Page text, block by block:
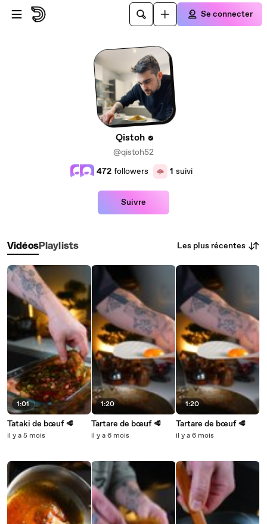
Passer au contenu principal
Se connecter
Qistoh
@qistoh52
472 followers 1 suivi
Suivre
VidéosPlaylists Les plus récentes
1:01
Tataki de bœuf 🥩
il y a 5 mois
1:20
Tartare de bœuf 🥩
il y a 6 mois
1:20
Tartare de bœuf 🥩
il y a 6 mois